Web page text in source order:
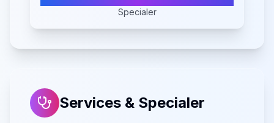
Specialer
Services & Specialer